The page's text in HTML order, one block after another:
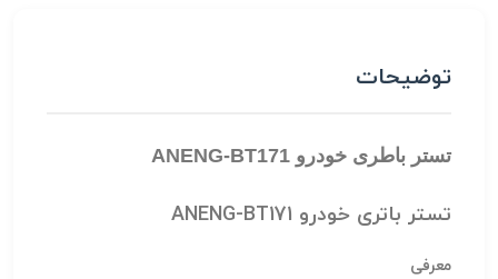
توضیحات
تستر باطری خودرو ANENG-BT171
تستر باتری خودرو ANENG-BT171
معرفی